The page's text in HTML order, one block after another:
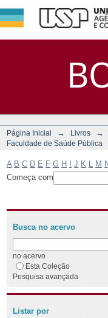
Página Inicial → Livros →
Faculdade de Saúde Pública
A B C D E F G H J K M N
Começa com
Busca no acervo
no acervo
Esta Coleção
Pesquisa avançada
Listar por